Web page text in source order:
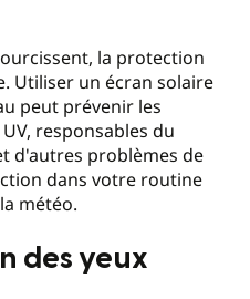
la protection
Utiliser un écran solaire
peut prévenir les
responsables du
d'autres problèmes de
dans votre routine
météo.
des yeux